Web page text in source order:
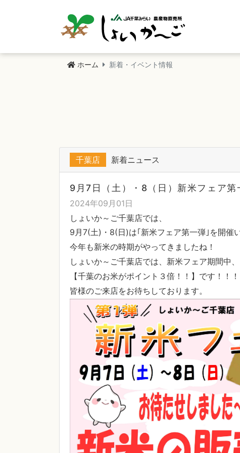
ホーム 新着・イベント情報
千葉店 新着ニュース
9月7日（土）・8（日）新米フェア第
2024年09月01日
しょいか～ご千葉店では、
9月7(土)・8(日)は｢新米フェア第一弾｣を開催
今年も新米の時期がやってきましたね！
しょいか～ご千葉店では、新米フェア期間中、
【千葉のお米がポイント３倍！！】です！！！
皆様のご来店をお待ちしております。